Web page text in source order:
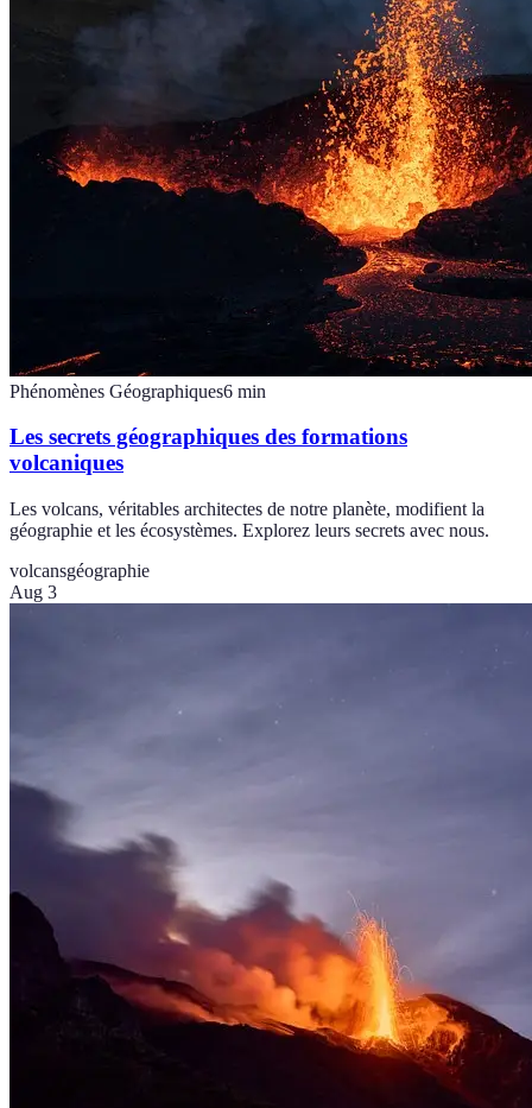
Phénomènes Géographiques6 min
Les secrets géographiques des formations
volcaniques
Les volcans, véritables architectes de notre planète, modifient la
géographie et les écosystèmes. Explorez leurs secrets avec nous.
volcansgéographie
Aug 3